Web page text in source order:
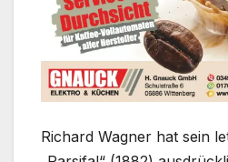
Richard Wagner hat sein